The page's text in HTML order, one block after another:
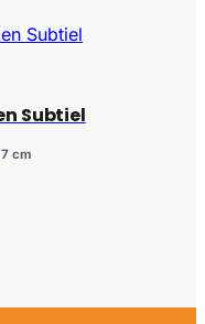
Subtiel
cm